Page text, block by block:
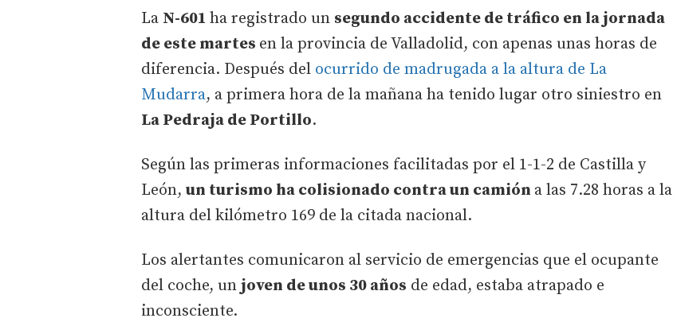
La N-601 ha registrado un segundo accidente de tráfico en la jornada
de este martes en la provincia de Valladolid, con apenas unas horas de
diferencia. Después del ocurrido de madrugada a la altura de La
Mudarra, a primera hora de la mañana ha tenido lugar otro siniestro en
La Pedraja de Portillo.
Según las primeras informaciones facilitadas por el 1-1-2 de Castilla y
León, un turismo ha colisionado contra un camión a las 7.28 horas a la
altura del kilómetro 169 de la citada nacional.
Los alertantes comunicaron al servicio de emergencias que el ocupante
del coche, un joven de unos 30 años de edad, estaba atrapado e
inconsciente.